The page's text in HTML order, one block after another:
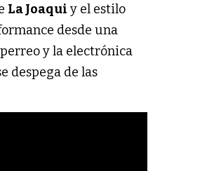
La Joaqui y el estilo
desde una
y la electrónica
despega de las